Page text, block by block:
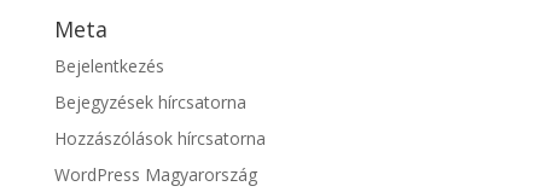
Meta
Bejelentkezés
Bejegyzések hírcsatorna
Hozzászólások hírcsatorna
WordPress Magyarország